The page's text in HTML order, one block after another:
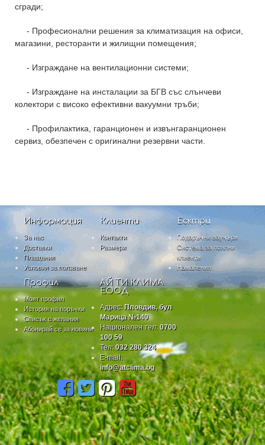
сгради;
- Професионални решения за климатизация на офиси,
магазини, ресторанти и жилищни помещения;
- Изграждане на вентилационни системи;
- Изграждане на инсталации за БГВ със слънчеви
колектори с високо ефективни вакуумни тръби;
- Профилактика, гаранционен и извънгаранционен
сервиз, обезпечен с оригинални резервни части.
Информация
За нас
Доставки
Плащания
Условия за ползване
Клиенти
Контакти
Размери
Есктри
Подаръчни ваучъри
Система за лоялни
клиенти
Намаления
Профил
Моят профил
История на поръчки
Списък с желания
Абонирай се за новини
АЙ ТИ КЛИМА
ЕООД
Адрес:Пловдив, бул
Марица №140
Национален тел:0700
100 59
Тел:032 280 324
E-mail:
info@atclima.bg